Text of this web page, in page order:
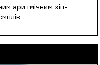
аритмічним хіп-